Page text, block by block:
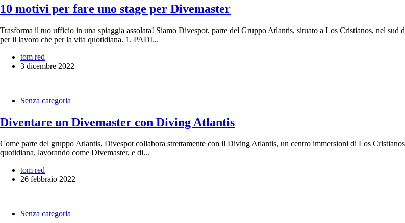
10 motivi per fare uno stage per Divemaster
Trasforma il tuo ufficio in una spiaggia assolata! Siamo Divespot, parte del Gruppo Atlantis, situato a Los Cristianos, nel
per il lavoro che per la vita quotidiana. 1. PADI...
tom red
3 dicembre 2022
Senza categoria
Diventare un Divemaster con Diving Atlantis
Come parte del gruppo Atlantis, Divespot collabora strettamente con il Diving Atlantis, un centro immersioni di Los
quotidiana, lavorando come Divemaster, e di...
tom red
26 febbraio 2022
Senza categoria